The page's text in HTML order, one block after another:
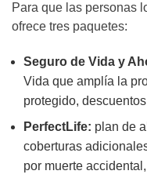
Para que las personas
ofrece tres paquetes:
Seguro de Vida y
Vida que amplía la
protegido,
PerfectLife: plan de
coberturas
por muerte